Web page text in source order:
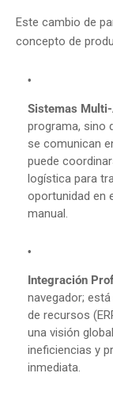
Este cambio de
concepto de
Sistemas
programa, sino
se comunican
puede
logística para
oportunidad en
manual.
Integración
navegador;
de recursos
una visión
ineficiencias y
inmediata.